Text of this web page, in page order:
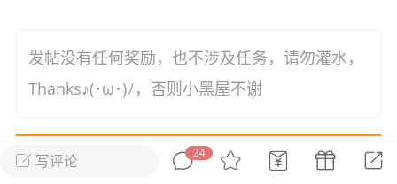
ʚ小鱼冻干ɞ
【周末了，还不来新服冲榜吗？】送现
金大奖、实物奖励，各种福利拿到手软！
写评论 24
发帖没有任何奖励，也不涉及任务，请勿灌水，
Thanks♪(･ω･)ﾉ，否则小黑屋不谢
本论坛最近一个月文章推荐